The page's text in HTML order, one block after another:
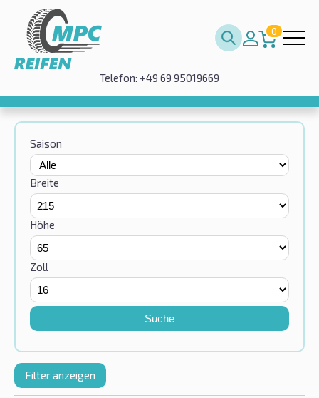
0
Telefon: +49 69 95019669
Saison
Breite
Höhe
Zoll
Suche
Filter anzeigen